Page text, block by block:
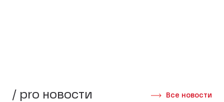
/ pro новости Все новости